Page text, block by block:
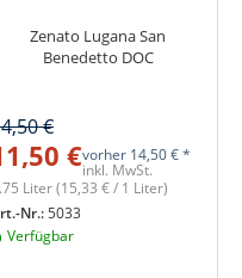
Zenato Lugana San
Benedetto DOC
€
€vorher 14,50 € *
inkl. MwSt.
Liter(15,33 € / 1 Liter)
Nr.:5033
Verfügbar